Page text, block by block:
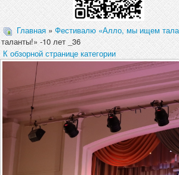
Главная»Фестивалю «Алло, мы ищем
таланты!» -10 лет _36
К обзорной странице категории